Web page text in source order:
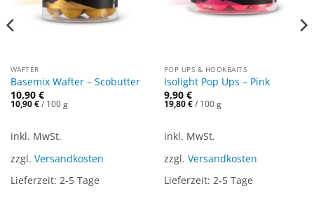
WAFTER
Basemix Wafter – Scobutter
10,90 €
10,90€/ 100g
inkl. MwSt.
zzgl. Versandkosten
Lieferzeit: 2-5 Tage
POP UPS & HOOKBAITS
Isolight Pop Ups – Pink
9,90 €
19,80€/ 100g
inkl. MwSt.
zzgl. Versandkosten
Lieferzeit: 2-5 Tage